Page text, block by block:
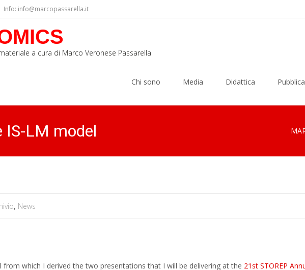
Info: info@marcopassarella.it
a cura di Marco Veronese Passarella
Chi sono Media Didattica
IS-LM model
, News
from which I derived the two presentations that I will be delivering at the 21st STOREP